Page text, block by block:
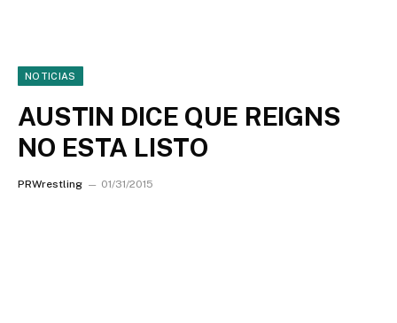
NOTICIAS
AUSTIN DICE QUE REIGNS
NO ESTA LISTO
PRWrestling 01/31/2015